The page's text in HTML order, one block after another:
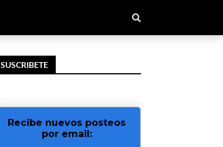
SUSCRIBETE
Recibe nuevos posteos
por email: